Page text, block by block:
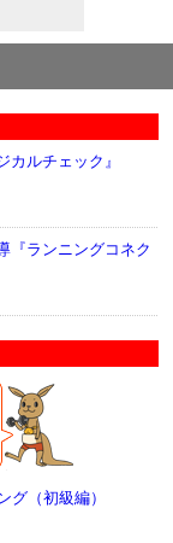
ルチェック』
『ランニングコネク
グ（初級編）